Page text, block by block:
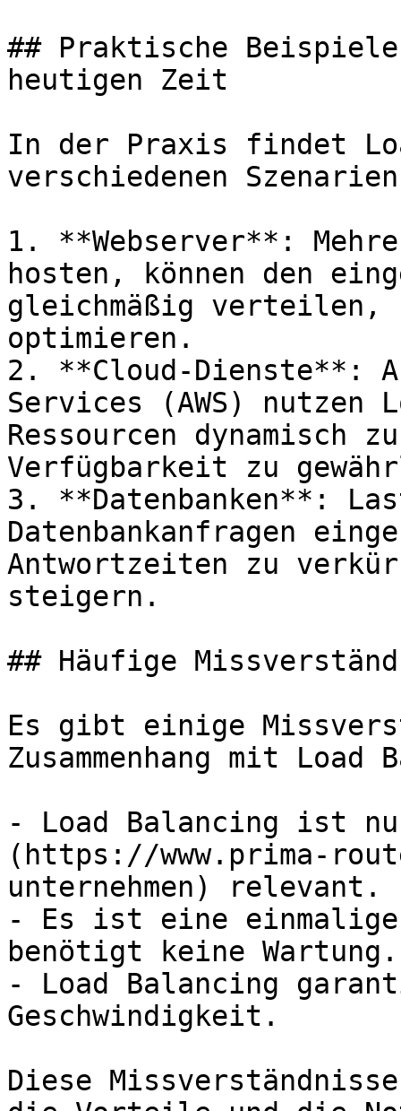
## Praktische
heutigen Zeit
In der Praxis findet
verschiedenen
1. **Webserver**:
hosten, können den
gleichmäßig verteilen,
optimieren.
2. **Cloud-Dienste**:
Services (AWS) nutzen
Ressourcen dynamisch
Verfügbarkeit zu
3. **Datenbanken**:
Datenbankanfragen
Antwortzeiten zu
steigern.
## Häufige
Es gibt einige
Zusammenhang mit
- Load Balancing ist
(https://www.prima-
unternehmen) relevant.
- Es ist eine einmalige
benötigt keine Wartung.
- Load Balancing
Geschwindigkeit.
Diese